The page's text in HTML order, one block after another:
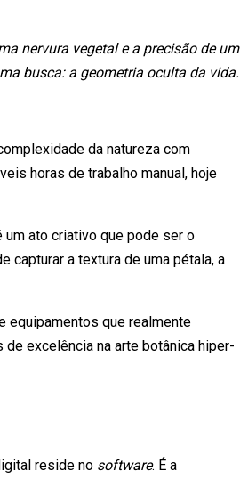
nervura vegetal e a precisão de um
busca: a geometria oculta da vida.
da natureza com
horas de trabalho manual, hoje
ato criativo que pode ser o
capturar a textura de uma pétala, a
equipamentos que realmente
excelência na arte botânica hiper-
reside no software. É a